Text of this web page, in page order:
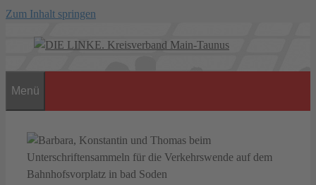
Zum Inhalt springen
Menü